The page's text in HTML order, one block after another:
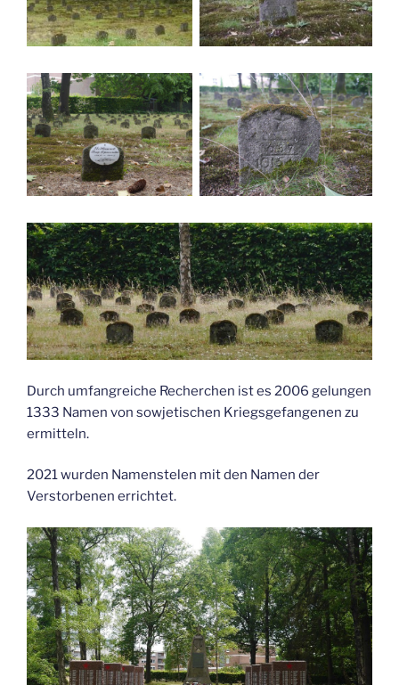
Durch umfangreiche Recherchen ist es 2006 gelungen
1333 Namen von sowjetischen Kriegsgefangenen zu
ermitteln.
2021 wurden Namenstelen mit den Namen der
Verstorbenen errichtet.